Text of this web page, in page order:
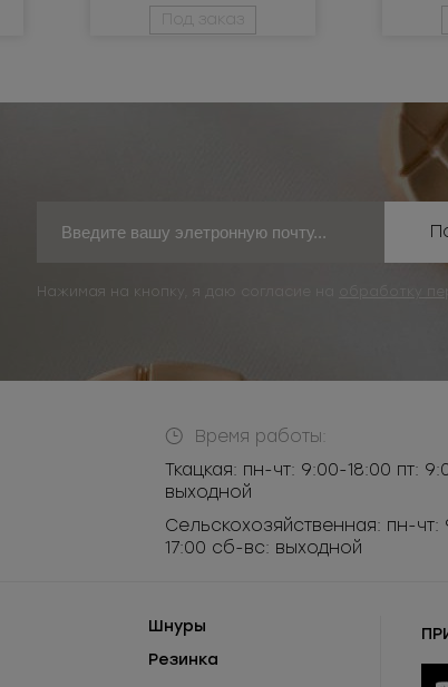
Под заказ
Нажимая на кнопку, я даю согласие на обработку
Время работы:
Ткацкая: пн-чт: 9:00-18:00 пт:
выходной
Сельскохозяйственная: пн-чт:
17:00 сб-вс: выходной
Шнуры
Резинка